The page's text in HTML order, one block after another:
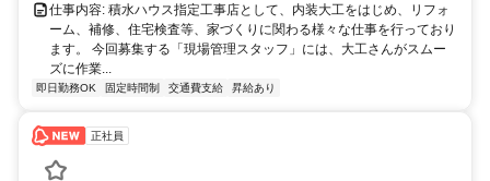
仕事内容: 積水ハウス指定工事店として、内装大工をはじめ、リフォ
ーム、補修、住宅検査等、家づくりに関わる様々な仕事を行っており
ます。 今回募集する「現場管理スタッフ」には、大工さんがスムー
ズに作業...
即日勤務OK 固定時間制 交通費支給 昇給あり
正社員